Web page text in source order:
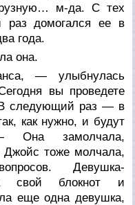
м-да. С тех
раз домогался ее в
года.
она.
— улыбнулась
вы проведете
В следующий раз — в
как нужно, и будут
Она замолчала,
тоже молчала,
Девушка-
свой блокнот и
еще одна девушка,